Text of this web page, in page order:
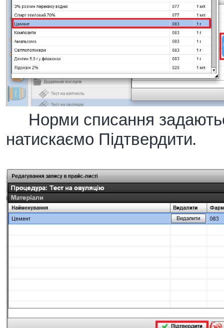
Норми списання
натискаємо Підтвердити.